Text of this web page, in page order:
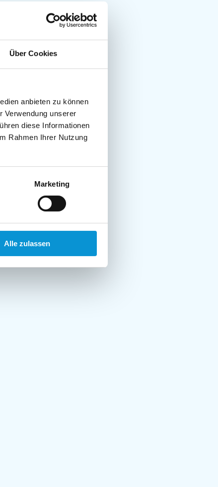
Über Cookies
anbieten zu können
Verwendung unserer
diese Informationen
Rahmen Ihrer Nutzung
Marketing
Alle zulassen